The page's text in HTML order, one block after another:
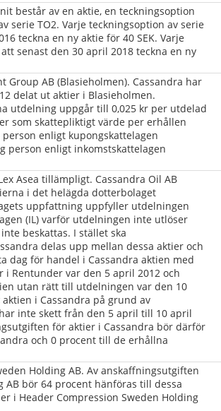
består av en aktie, en teckningsoption
serie TO2. Varje teckningsoption av serie
teckna en ny aktie för 40 SEK. Varje
senast den 30 april 2018 teckna en ny
Group AB (Blasieholmen). Cassandra har
delat ut aktier i Blasieholmen.
utdelning uppgår till 0,025 kr per utdelad
som skattepliktigt värde per erhållen
enligt kupongskattelagen
person enligt inkomstskattelagen
Asea tillämpligt. Cassandra Oil AB
i det helägda dotterbolaget
uppfattning uppfyller utdelningen
(IL) varför utdelningen inte utlöser
beskattas. I stället ska
delas upp mellan dessa aktier och
dag för handel i Cassandra aktien med
Rentunder var den 5 april 2012 och
utan rätt till utdelningen var den 10
i Cassandra på grund av
inte skett från den 5 april till 10 april
för aktier i Cassandra bör därför
och 0 procent till de erhållna
Holding AB. Av anskaffningsutgiften
bör 64 procent hänföras till dessa
i Header Compression Sweden Holding